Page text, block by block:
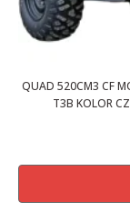
QUAD 520CM3 CF
T3B KOLOR